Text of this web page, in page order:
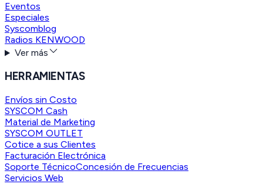
Eventos
Especiales
Syscomblog
Radios KENWOOD
Ver más
HERRAMIENTAS
Envíos sin Costo
SYSCOM Cash
Material de Marketing
SYSCOM OUTLET
Cotice a sus Clientes
Facturación Electrónica
Soporte TécnicoConcesión de Frecuencias
Servicios Web